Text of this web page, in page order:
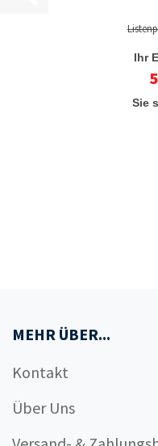
Ihr
Sie
MEHR ÜBER...
Kontakt
Über Uns